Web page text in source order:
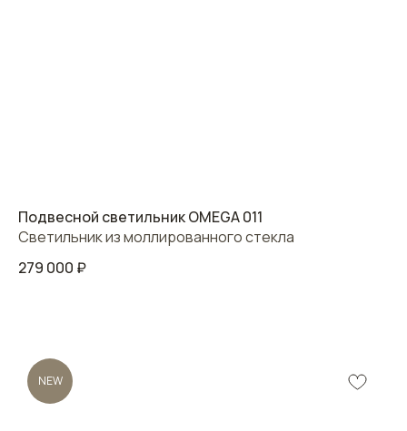
Подвесной светильник OMEGA 011
Светильник из моллированного стекла
279 000 ₽
NEW